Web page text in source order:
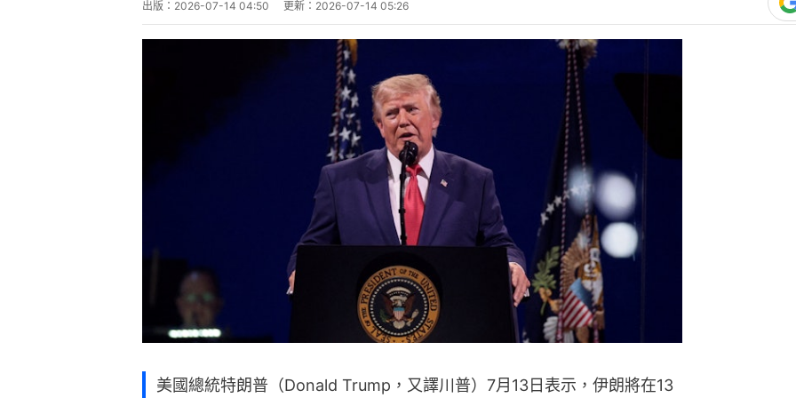
出版： 2026-07-14 04:50 更新： 2026-07-14 05:26
美國總統特朗普（Donald Trump，又譯川普）7月13日表示，伊朗將在13